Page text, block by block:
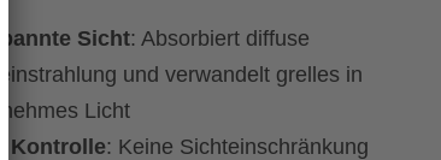
Sicht: Absorbiert diffuse
und verwandelt grelles in
Licht
Kontrolle: Keine Sichteinschränkung